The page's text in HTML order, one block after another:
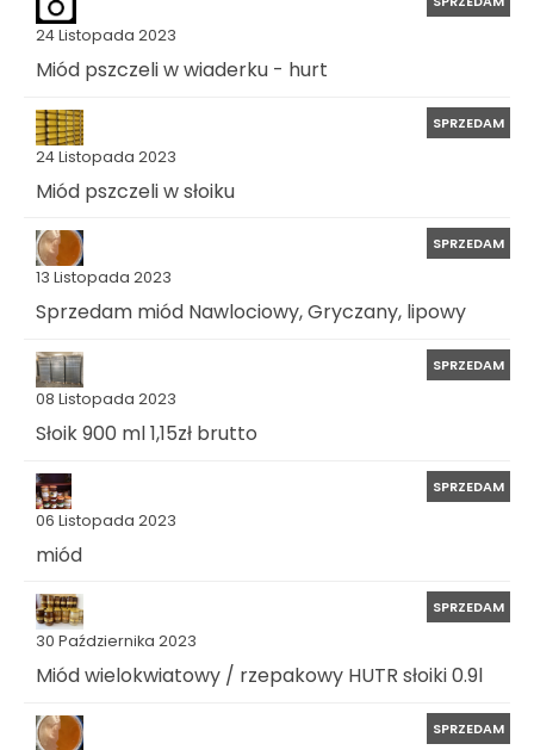
24 Listopada 2023
Miód pszczeli w wiaderku - hurt
24 Listopada 2023
SPRZEDAM
Miód pszczeli w słoiku
13 Listopada 2023
SPRZEDAM
Sprzedam miód Nawlociowy, Gryczany, lipowy
08 Listopada 2023
SPRZEDAM
Słoik 900 ml 1,15zł brutto
06 Listopada 2023
SPRZEDAM
miód
30 Października 2023
SPRZEDAM
Miód wielokwiatowy / rzepakowy HUTR słoiki 0.9l
SPRZEDAM